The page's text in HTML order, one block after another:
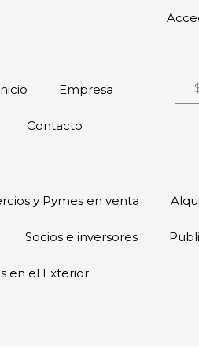
Empresa
Contacto
y Pymes en venta
Socios e inversores
en el Exterior